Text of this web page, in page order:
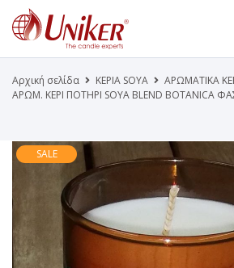
Κατάλογος Προϊόντων
Γίνε Συνεργάτης μας
Το Uniker.grαπευθύνεται μόνο σε
Αρχική σελίδα ΚΕΡΙΑ SOYA
ΑΡΩΜΑΤΙΚΑ
ΑΡΩΜ. ΚΕΡΙ ΠΟΤΗΡΙ SOYA BLEND BOTANICA
SALE